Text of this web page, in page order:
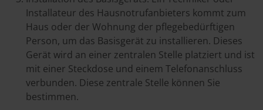
Installateur des Hausnotrufanbieters kommt zum
Haus oder der Wohnung der pflegebedürftigen
Person, um das Basisgerät zu installieren. Dieses
Gerät wird an einer zentralen Stelle platziert und ist
mit einer Steckdose und einem Telefonanschluss
verbunden. Diese zentrale Stelle können Sie
bestimmen.